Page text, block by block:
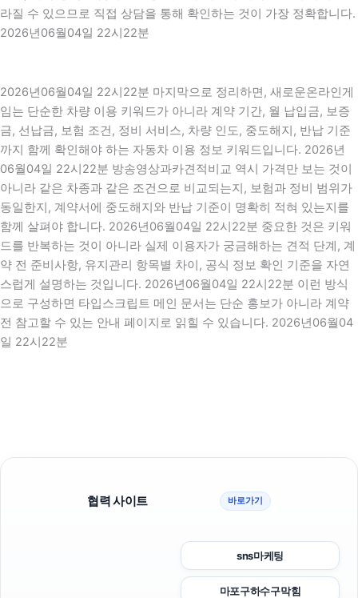
라질 수 있으므로 직접 상담을 통해 확인하는 것이 가장 정확합니다.
2026년06월04일 22시22분
2026년06월04일 22시22분 마지막으로 정리하면, 새로운온라인게
임는 단순한 차량 이용 키워드가 아니라 계약 기간, 월 납입금, 보증
금, 선납금, 보험 조건, 정비 서비스, 차량 인도, 중도해지, 반납 기준
까지 함께 확인해야 하는 자동차 이용 정보 키워드입니다. 2026년
06월04일 22시22분 방송영상과카견적비교 역시 가격만 보는 것이
아니라 같은 차종과 같은 조건으로 비교되는지, 보험과 정비 범위가
동일한지, 계약서에 중도해지와 반납 기준이 명확히 적혀 있는지를
함께 살펴야 합니다. 2026년06월04일 22시22분 중요한 것은 키워
드를 반복하는 것이 아니라 실제 이용자가 궁금해하는 견적 단계, 계
약 전 준비사항, 유지관리 항목별 차이, 공식 정보 확인 기준을 자연
스럽게 설명하는 것입니다. 2026년06월04일 22시22분 이런 방식
으로 구성하면 타입스크립트 메인 문서는 단순 홍보가 아니라 계약
전 참고할 수 있는 안내 페이지로 읽힐 수 있습니다. 2026년06월04
일 22시22분
협력 사이트 바로가기
sns마케팅
마포구하수구막힘